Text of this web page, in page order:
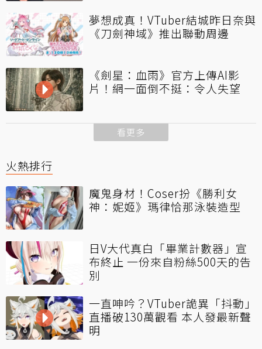
夢想成真！VTuber結城昨日奈與
《刀劍神域》推出聯動周邊
《劍星：血雨》官方上傳AI影
片！網一面倒不挺：令人失望
看更多
火熱排行
魔鬼身材！Coser扮《勝利女
神：妮姬》瑪律恰那泳裝造型
日V大代真白「畢業計數器」宣
布終止 一份來自粉絲500天的告
別
一直呻吟？VTuber詭異「抖動」
直播破130萬觀看 本人發最新聲
明